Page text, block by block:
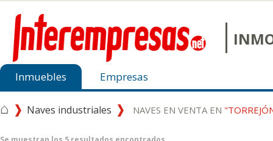
Inmuebles Empresas
⌂ Naves industriales NAVES EN VENTA EN